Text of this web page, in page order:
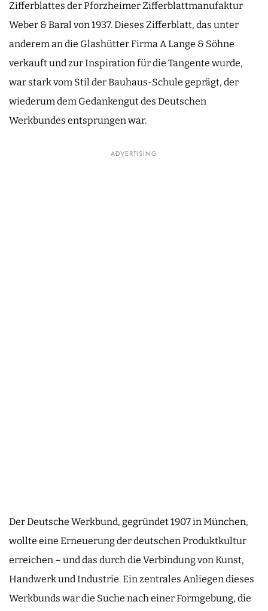
Zifferblattes der Pforzheimer Zifferblattmanufaktur
Weber & Baral von 1937. Dieses Zifferblatt, das unter
anderem an die Glashütter Firma A Lange & Söhne
verkauft und zur Inspiration für die Tangente wurde,
war stark vom Stil der Bauhaus-Schule geprägt, der
wiederum dem Gedankengut des Deutschen
Werkbundes entsprungen war.
ADVERTISING
Der Deutsche Werkbund, gegründet 1907 in München,
wollte eine Erneuerung der deutschen Produktkultur
erreichen – und das durch die Verbindung von Kunst,
Handwerk und Industrie. Ein zentrales Anliegen dieses
Werkbunds war die Suche nach einer Formgebung, die